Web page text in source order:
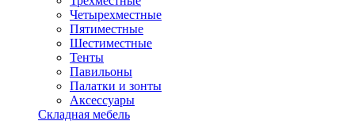
Четырехместные
Пятиместные
Шестиместные
Тенты
Павильоны
Палатки и зонты
Аксессуары
Складная мебель